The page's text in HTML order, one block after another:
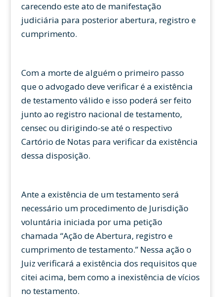
carecendo este ato de manifestação
judiciária para posterior abertura, registro e
cumprimento.
Com a morte de alguém o primeiro passo
que o advogado deve verificar é a existência
de testamento válido e isso poderá ser feito
junto ao registro nacional de testamento,
censec ou dirigindo-se até o respectivo
Cartório de Notas para verificar da existência
dessa disposição.
Ante a existência de um testamento será
necessário um procedimento de Jurisdição
voluntária iniciada por uma petição
chamada “Ação de Abertura, registro e
cumprimento de testamento.” Nessa ação o
Juiz verificará a existência dos requisitos que
citei acima, bem como a inexistência de vícios
no testamento.